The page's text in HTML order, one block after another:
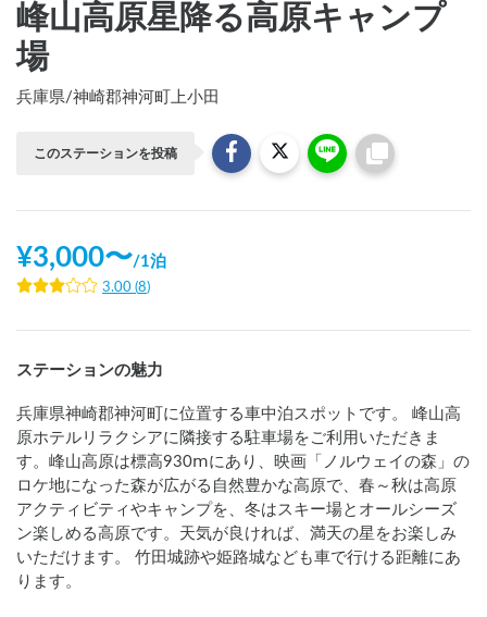
峰山高原星降る高原キャンプ
場
兵庫県/神崎郡神河町上小田
このステーションを投稿
¥3,000〜/1泊
3.00 (8)
ステーションの魅力
兵庫県神崎郡神河町に位置する車中泊スポットです。 峰山高
原ホテルリラクシアに隣接する駐車場をご利用いただきま
す。峰山高原は標高930ⅿにあり、映画「ノルウェイの森」の
ロケ地になった森が広がる自然豊かな高原で、春～秋は高原
アクティビティやキャンプを、冬はスキー場とオールシーズ
ン楽しめる高原です。天気が良ければ、満天の星をお楽しみ
いただけます。 竹田城跡や姫路城なども車で行ける距離にあ
ります。